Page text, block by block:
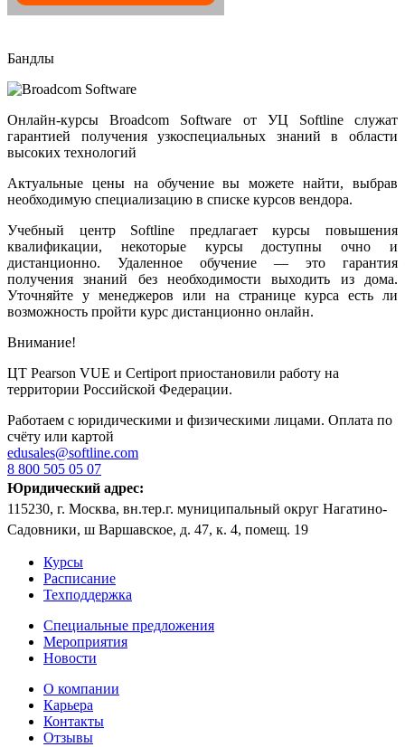
Бандлы
Онлайн-курсы Broadcom Software от УЦ Softline служат
гарантией получения узкоспециальных знаний в области
высоких технологий
Актуальные цены на обучение вы можете найти, выбрав
необходимую специализацию в списке курсов вендора.
Учебный центр Softline предлагает курсы повышения
квалификации, некоторые курсы доступны очно и
дистанционно. Удаленное обучение — это гарантия
получения знаний без необходимости выходить из дома.
Уточняйте у менеджеров или на странице курса есть ли
возможность пройти курс дистанционно онлайн.
Внимание!
ЦТ Pearson VUE и Certiport приостановили работу на
территории Российской Федерации.
Работаем с юридическими и физическими лицами. Оплата по
счёту или картой
edusales@softline.com
8 800 505 05 07
Юридический адрес:
115230, г. Москва, вн.тер.г. муниципальный округ Нагатино-
Садовники, ш Варшавское, д. 47, к. 4, помещ. 19
Курсы
Расписание
Техподдержка
Специальные предложения
Мероприятия
Новости
О компании
Карьера
Контакты
Отзывы